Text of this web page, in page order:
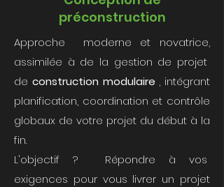
préconstruction
Approche moderne et novatrice,
assimilée à de la gestion de projet
de construction modulaire , intégrant
planification, coordination et contrôle
globaux de votre projet du début à la
fin.
L'objectif ? Répondre à vos
exigences pour vous livrer un projet